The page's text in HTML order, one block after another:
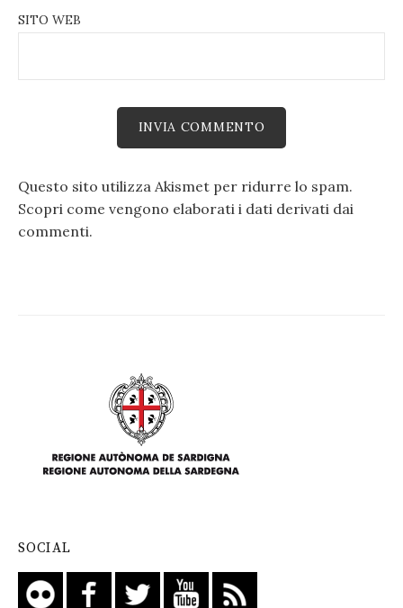
SITO WEB
Questo sito utilizza Akismet per ridurre lo spam.
Scopri come vengono elaborati i dati derivati dai
commenti.
SOCIAL